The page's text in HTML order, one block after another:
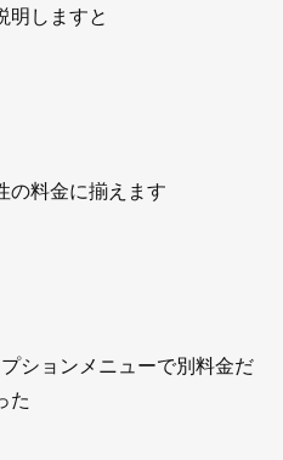
明しますと
の料金に揃えます
ションメニューで別料金だ
た